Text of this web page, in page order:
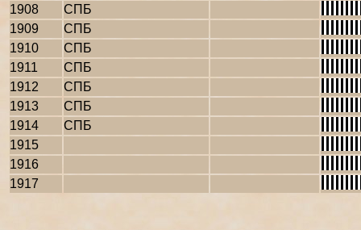
1908
СПБ
1909
СПБ
1910
СПБ
1911
СПБ
1912
СПБ
1913
СПБ
1914
СПБ
1915
1916
1917